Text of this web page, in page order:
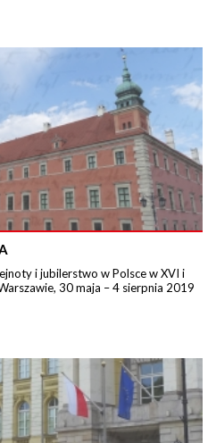
i jubilerstwo w Polsce w XVI i
30 maja – 4 sierpnia 2019